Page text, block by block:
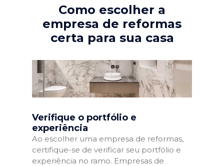
Como escolher a
empresa de reformas
certa para sua casa
Verifique o portfólio e
experiência
Ao escolher uma empresa de reformas,
certifique-se de verificar seu portfólio e
experiência no ramo. Empresas de